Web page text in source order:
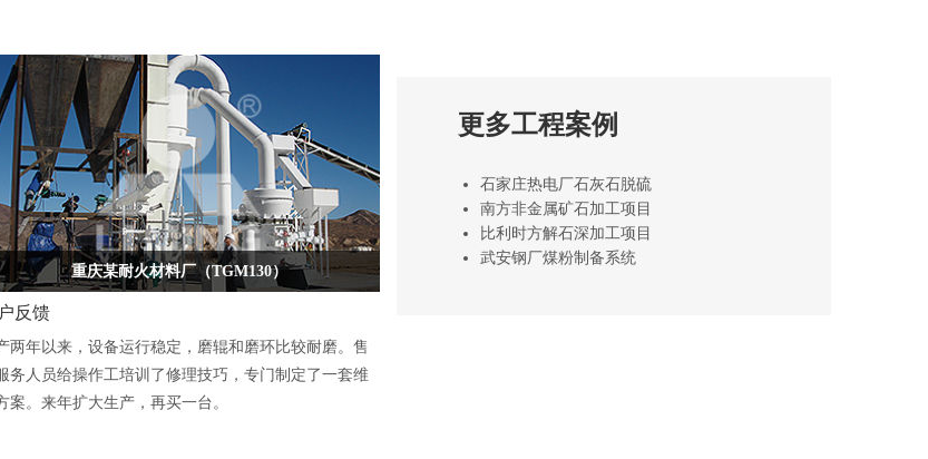
重庆某耐火材料厂（TGM130）
反馈
两年以来，设备运行稳定，磨辊和磨环比较耐磨。售
务人员给操作工培训了修理技巧，专门制定了一套维
案。来年扩大生产，再买一台。
更多工程案例
石家庄热电厂石灰石脱硫
南方非金属矿石加工项目
比利时方解石深加工项目
武安钢厂煤粉制备系统